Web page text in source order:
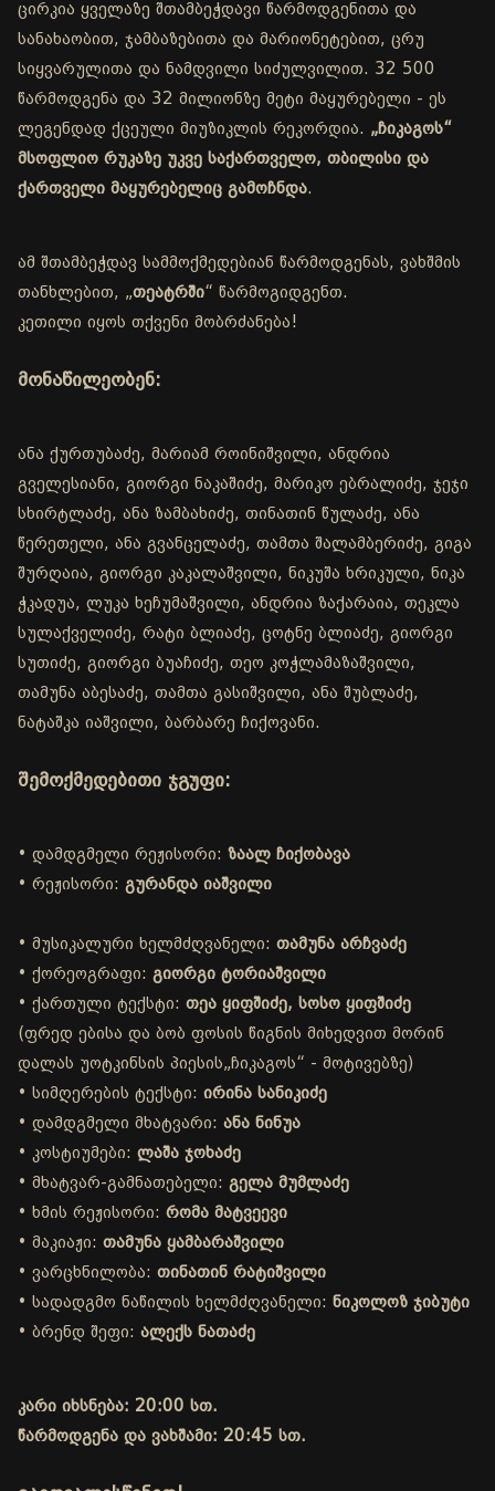
ცირკია ყველაზე შთამბეჭდავი წარმოდგენითა და
სანახაობით, ჯამბაზებითა და მარიონეტებით, ცრუ
სიყვარულითა და ნამდვილი სიძულვილით. 32 500
წარმოდგენა და 32 მილიონზე მეტი მაყურებელი - ეს
ლეგენდად ქცეული მიუზიკლის რეკორდია. „ჩიკაგოს“
მსოფლიო რუკაზე უკვე საქართველო, თბილისი და
ქართველი მაყურებელიც გამოჩნდა.
ამ შთამბეჭდავ სამმოქმედებიან წარმოდგენას, ვახშმის
თანხლებით, „თეატრში“ წარმოგიდგენთ.
კეთილი იყოს თქვენი მობრძანება!
მონაწილეობენ:
ანა ქურთუბაძე, მარიამ როინიშვილი, ანდრია
გველესიანი, გიორგი ნაკაშიძე, მარიკო ებრალიძე, ჯეჯი
სხირტლაძე, ანა ზამბახიძე, თინათინ წულაძე, ანა
წერეთელი, ანა გვანცელაძე, თამთა შალამბერიძე, გიგა
შურღაია, გიორგი კაკალაშვილი, ნიკუშა ხრიკული, ნიკა
ჭკადუა, ლუკა ხეჩუმაშვილი, ანდრია ზაქარაია, თეკლა
სულაქველიძე, რატი ბლიაძე, ცოტნე ბლიაძე, გიორგი
სუთიძე, გიორგი ბუაჩიძე, თეო კოჭლამაზაშვილი,
თამუნა აბესაძე, თამთა გასიშვილი, ანა შუბლაძე,
ნატაშკა იაშვილი, ბარბარე ჩიქოვანი.
შემოქმედებითი ჯგუფი:
• დამდგმელი რეჟისორი: ზაალ ჩიქობავა
• რეჟისორი: გურანდა იაშვილი
• მუსიკალური ხელმძღვანელი: თამუნა არჩვაძე
• ქორეოგრაფი: გიორგი ტორიაშვილი
• ქართული ტექსტი: თეა ყიფშიძე, სოსო ყიფშიძე
(ფრედ ებისა და ბობ ფოსის წიგნის მიხედვით მორინ
დალას უოტკინსის პიესის„ჩიკაგოს“ - მოტივებზე)
• სიმღერების ტექსტი: ირინა სანიკიძე
• დამდგმელი მხატვარი: ანა ნინუა
• კოსტიუმები: ლაშა ჯოხაძე
• მხატვარ-გამნათებელი: გელა მუმლაძე
• ხმის რეჟისორი: რომა მატვეევი
• მაკიაჟი: თამუნა ყამბარაშვილი
• ვარცხნილობა: თინათინ რატიშვილი
• სადადგმო ნაწილის ხელმძღვანელი: ნიკოლოზ ჯიბუტი
• ბრენდ შეფი: ალექს ნათაძე
კარი იხსნება: 20:00 სთ.
წარმოდგენა და ვახშამი: 20:45 სთ.